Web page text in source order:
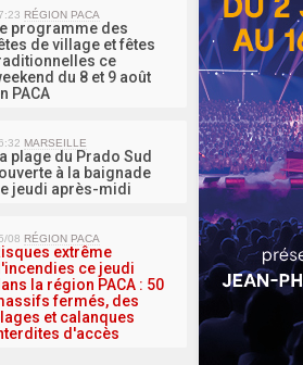
RÉGION PACA
programme des
de village et fêtes
ce
du 8 et 9 août
PACA
MARSEILLE
plage du Prado Sud
à la baignade
jeudi après-midi
08 RÉGION PACA
extrême
ce jeudi
la région PACA : 50
fermés, des
et calanques
d'accès